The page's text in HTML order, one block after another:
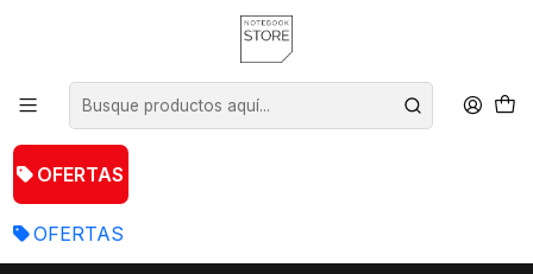
OFERTAS
OFERTAS